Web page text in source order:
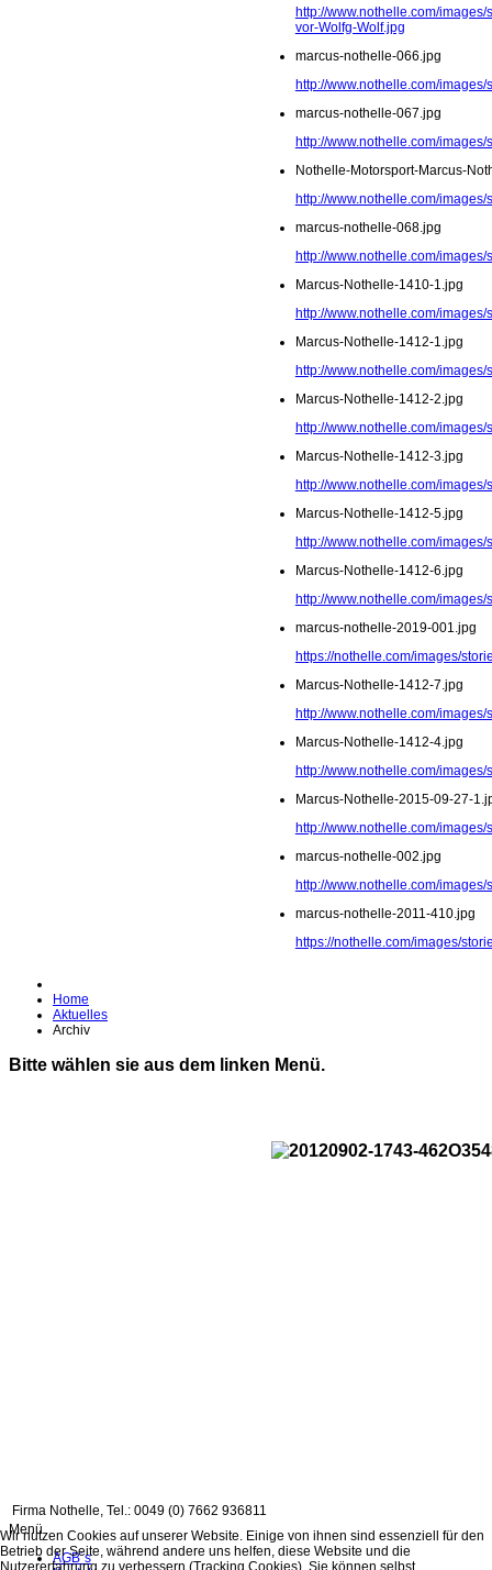
http://www.nothelle.com/
vor-Wolfg-Wolf.jpg
marcus-nothelle-066.jpg
http://www.nothelle.com/
marcus-nothelle-067.jpg
http://www.nothelle.com/
Nothelle-Motorsport-Marcus-
http://www.nothelle.com/
marcus-nothelle-068.jpg
http://www.nothelle.com/
Marcus-Nothelle-1410-1.jpg
http://www.nothelle.com/
Marcus-Nothelle-1412-1.jpg
http://www.nothelle.com/
Marcus-Nothelle-1412-2.jpg
http://www.nothelle.com/
Marcus-Nothelle-1412-3.jpg
http://www.nothelle.com/
Marcus-Nothelle-1412-5.jpg
http://www.nothelle.com/
Marcus-Nothelle-1412-6.jpg
http://www.nothelle.com/
marcus-nothelle-2019-001.jpg
https://nothelle.com/images/
Marcus-Nothelle-1412-7.jpg
http://www.nothelle.com/
Marcus-Nothelle-1412-4.jpg
http://www.nothelle.com/
Marcus-Nothelle-2015-09-27-
http://www.nothelle.com/
marcus-nothelle-002.jpg
http://www.nothelle.com/
marcus-nothelle-2011-410.jpg
https://nothelle.com/images/
Home
Aktuelles
Archiv
Bitte wählen sie aus dem linken Menü.
Firma Nothelle, Tel.: 0049 (0) 7662 936811
Menü
AGB´s
Wir nutzen Cookies auf unserer Website. Einige von ihnen sind essenziell für den
Betrieb der Seite, während andere uns helfen, diese Website und die
Nutzererfahrung zu verbessern (Tracking Cookies). Sie können selbst